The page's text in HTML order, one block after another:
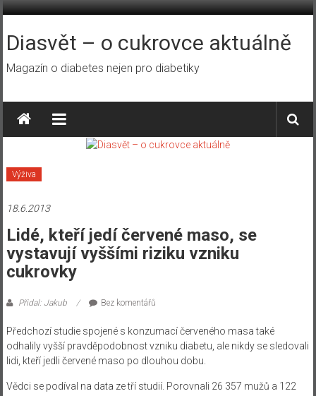
Přeskočit
obsah
Diasvět – o cukrovce aktuálně
Magazín o diabetes nejen pro diabetiky
Výživa
18.6.2013
Lidé, kteří jedí červené maso, se
vystavují vyššími riziku vzniku
cukrovky
Přidal: Jakub Bez komentářů
Předchozí studie spojené s konzumací červeného masa také
odhalily vyšší pravděpodobnost vzniku diabetu, ale nikdy se sledovali
lidi, kteří jedli červené maso po dlouhou dobu.
Vědci se podíval na data ze tří studií. Porovnali 26 357 mužů a 122